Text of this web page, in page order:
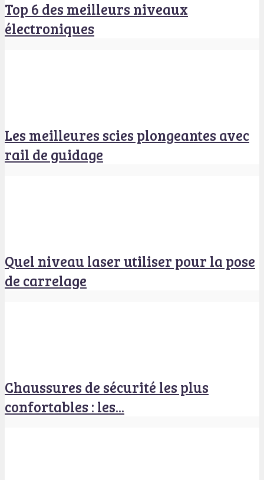
Top 6 des meilleurs niveaux
électroniques
Les meilleures scies plongeantes avec
rail de guidage
Quel niveau laser utiliser pour la pose
de carrelage
Chaussures de sécurité les plus
confortables : les...